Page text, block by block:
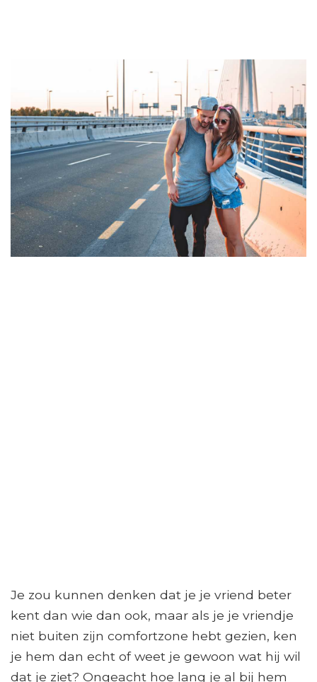
Je zou kunnen denken dat je je vriend beter
kent dan wie dan ook, maar als je je vriendje
niet buiten zijn comfortzone hebt gezien, ken
je hem dan echt of weet je gewoon wat hij wil
dat je ziet? Ongeacht hoe lang je al bij hem